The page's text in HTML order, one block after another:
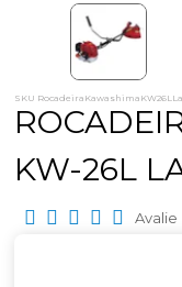
SKU
KW-26L
Avalie